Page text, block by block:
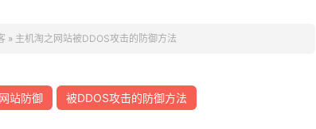
» 主机淘之网站被DDOS攻击的防御方法
网站防御 被DDOS攻击的防御方法